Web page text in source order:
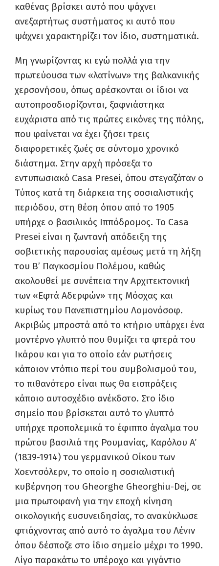
καθένας βρίσκει αυτό που ψάχνει
ανεξαρτήτως συστήματος κι αυτό που
ψάχνει χαρακτηρίζει τον ίδιο, συστηματικά.
Μη γνωρίζοντας κι εγώ πολλά για την
πρωτεύουσα των «λατίνων» της βαλκανικής
χερσονήσου, όπως αρέσκονται οι ίδιοι να
αυτοπροσδιορίζονται, ξαφνιάστηκα
ευχάριστα από τις πρώτες εικόνες της πόλης,
που φαίνεται να έχει ζήσει τρεις
διαφορετικές ζωές σε σύντομο χρονικό
διάστημα. Στην αρχή πρόσεξα το
εντυπωσιακό Casa Presei, όπου στεγαζόταν ο
Τύπος κατά τη διάρκεια της σοσιαλιστικής
περιόδου, στη θέση όπου από το 1905
υπήρχε ο βασιλικός Ιππόδρομος. Το Casa
Presei είναι η ζωντανή απόδειξη της
σοβιετικής παρουσίας αμέσως μετά τη λήξη
του Β’ Παγκοσμίου Πολέμου, καθώς
ακολουθεί με συνέπεια την Αρχιτεκτονική
των «Εφτά Αδερφών» της Μόσχας και
κυρίως του Πανεπιστημίου Λομονόσοφ.
Ακριβώς μπροστά από το κτήριο υπάρχει ένα
μοντέρνο γλυπτό που θυμίζει τα φτερά του
Ικάρου και για το οποίο εάν ρωτήσεις
κάποιον ντόπιο περί του συμβολισμού του,
το πιθανότερο είναι πως θα εισπράξεις
κάποιο αυτοσχέδιο ανέκδοτο. Στο ίδιο
σημείο που βρίσκεται αυτό το γλυπτό
υπήρχε προπολεμικά το έφιππο άγαλμα του
πρώτου βασιλιά της Ρουμανίας, Καρόλου Α΄
(1839-1914) του γερμανικού Οίκου των
Χοεντσόλερν, το οποίο η σοσιαλιστική
κυβέρνηση του Gheorghe Gheorghiu-Dej, σε
μια πρωτοφανή για την εποχή κίνηση
οικολογικής ευσυνειδησίας, το ανακύκλωσε
φτιάχνοντας από αυτό το άγαλμα του Λένιν
όπου δέσποζε στο ίδιο σημείο μέχρι το 1990.
Λίγο παρακάτω το υπέροχο και γιγάντιο